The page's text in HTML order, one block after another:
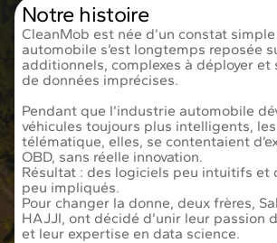
Notre histoire
CleanMob est née d’un constat
automobile s’est longtemps reposée
additionnels, complexes à déployer et
de données imprécises.
Pendant que l’industrie automobile
véhicules toujours plus intelligents,
télématique, elles, se contentaient
OBD, sans réelle innovation.
Résultat : des logiciels peu intuitifs et
peu impliqués.
Pour changer la donne, deux frères,
HAJJI, ont décidé d’unir leur passion
et leur expertise en data science.